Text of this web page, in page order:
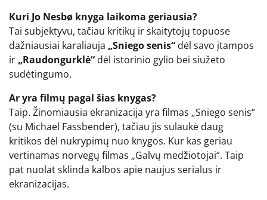
Kuri Jo Nesbø knyga laikoma geriausia?
Tai subjektyvu, tačiau kritikų ir skaitytojų topuose
dažniausiai karaliauja „Sniego senis“ dėl savo įtampos
ir „Raudongurklė“ dėl istorinio gylio bei siužeto
sudėtingumo.
Ar yra filmų pagal šias knygas?
Taip. Žinomiausia ekranizacija yra filmas „Sniego senis“
(su Michael Fassbender), tačiau jis sulaukė daug
kritikos dėl nukrypimų nuo knygos. Kur kas geriau
vertinamas norvegų filmas „Galvų medžiotojai“. Taip
pat nuolat sklinda kalbos apie naujus serialus ir
ekranizacijas.